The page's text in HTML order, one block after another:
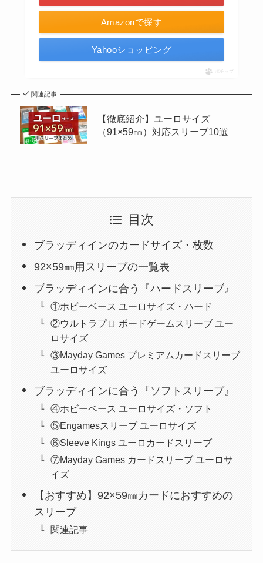
Amazonで探す
Yahooショッピング
ポチップ
関連記事
【徹底紹介】ユーロサイズ
（91×59㎜）対応スリーブ10選
目次
ブラッディインのカードサイズ・枚数
92×59㎜用スリーブの一覧表
ブラッディインに合う『ハードスリーブ』
①ホビーベース ユーロサイズ・ハード
②ウルトラプロ ボードゲームスリーブ ユー
ロサイズ
③Mayday Games プレミアムカードスリーブ
ユーロサイズ
ブラッディインに合う『ソフトスリーブ』
④ホビーベース ユーロサイズ・ソフト
⑤Engamesスリーブ ユーロサイズ
⑥Sleeve Kings ユーロカードスリーブ
⑦Mayday Games カードスリーブ ユーロサ
イズ
【おすすめ】92×59㎜カードにおすすめの
スリーブ
関連記事